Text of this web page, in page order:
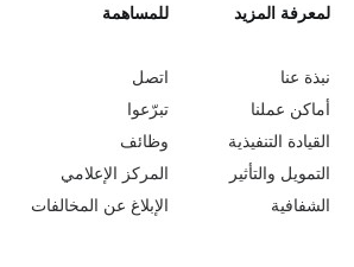
L
e
a
r
n
لمعرفة المزيد
نبذة عنا
أماكن عملنا
القيادة التنفيذية
التمويل والتأثير
الشفافية
G
o
b
e
y
للمساهمة
اتصل
تبرّعوا
وظائف
المركز الإعلامي
الإبلاغ عن المخالفات